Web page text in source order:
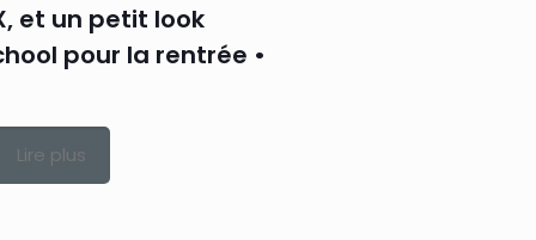
et un petit look
pour la rentrée •
Lire plus